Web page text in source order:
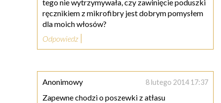
tego nie wytrzymywała, czy zawinięcie poduszki
ręcznikiem z mikrofibry jest dobrym pomysłem
dla moich włosów?
Odpowiedz
Anonimowy 8 lutego 2014 17:37
Zapewne chodzi o poszewki z atłasu